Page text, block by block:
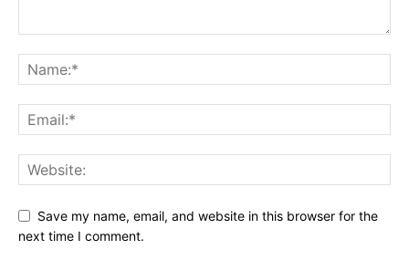
Save my name, email, and website in this browser for the
next time I comment.